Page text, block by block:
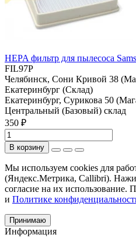
HEPA фильтр для пылесоса
FIL97P
Челябинск, Сони Кривой 38
Екатеринбург (Склад)
Екатеринбург, Сурикова 50
Центральный (Базовый) склад
350 ₽
В корзину
Мы используем cookies для
(Яндекс.Метрика, Callibri).
согласие на их использование.
и Политике
Принимаю
Информация